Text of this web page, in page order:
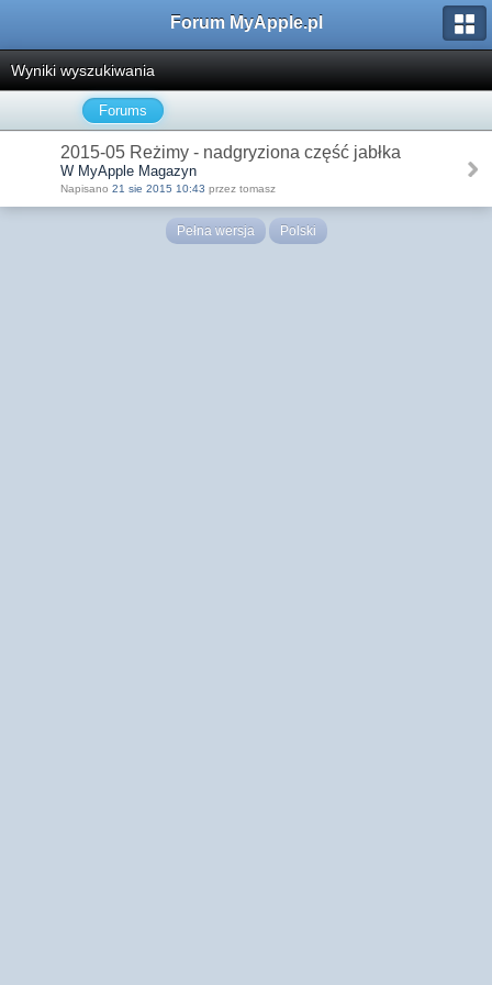
Forum MyApple.pl
Wyniki wyszukiwania
Forums
2015-05 Reżimy - nadgryziona część jabłka
W MyApple Magazyn
Napisano 21 sie 2015 10:43 przez tomasz
Pełna wersja Polski